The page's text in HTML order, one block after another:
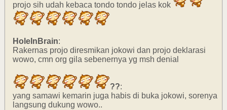
projo sih udah kebaca tondo tondo jelas kok
HoleInBrain:
Rakernas projo diresmikan jokowi dan projo deklarasi
wowo, cmn org gila sebenernya yg msh denial
??:
yang samawi kemarin juga habis di buka jokowi, sorenya
langsung dukung wowo..